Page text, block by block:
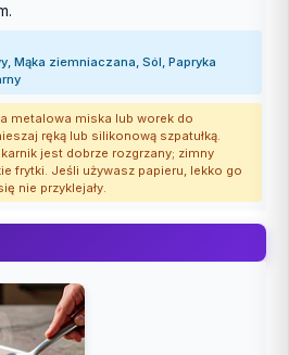
Mąka ziemniaczana, Sól, Papryka
metalowa miska lub worek do
ręką lub silikonową szpatułką.
jest dobrze rozgrzany; zimny
frytki. Jeśli używasz papieru, lekko go
nie przyklejały.